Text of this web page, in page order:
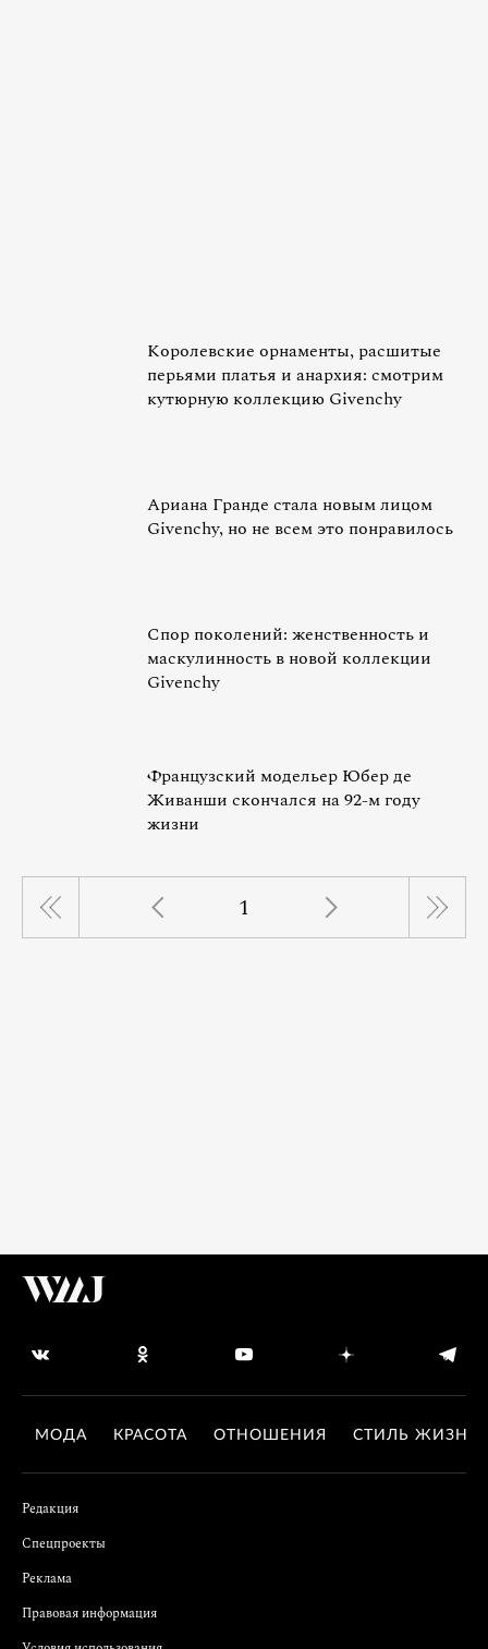
Королевские орнаменты, расшитые
перьями платья и анархия: смотрим
кутюрную коллекцию Givenchy
Ариана Гранде стала новым лицом
Givenchy, но не всем это понравилось
Спор поколений: женственность и
маскулинность в новой коллекции
Givenchy
Французский модельер Юбер де
Живанши скончался на 92-м году
жизни
1
МОДА КРАСОТА ОТНОШЕНИЯ СТИЛЬ ЖИЗНИ
Редакция
Спецпроекты
Реклама
Правовая информация